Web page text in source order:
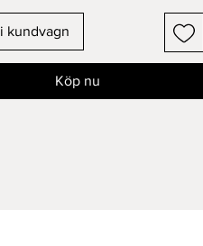
kundvagn
Köp nu